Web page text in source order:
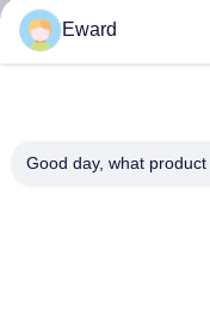
Eward
Good day, what